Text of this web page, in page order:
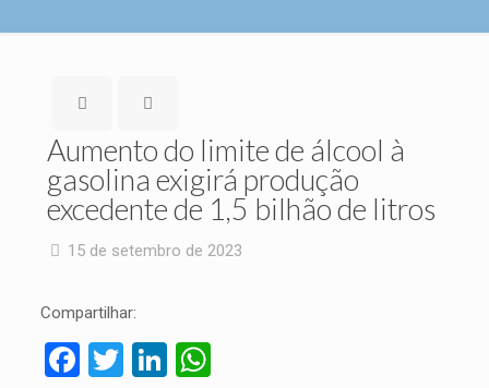
Aumento do limite de álcool à
gasolina exigirá produção
excedente de 1,5 bilhão de litros
15 de setembro de 2023
Compartilhar:
Facebook
TwitterLinkedIn
WhatsApp